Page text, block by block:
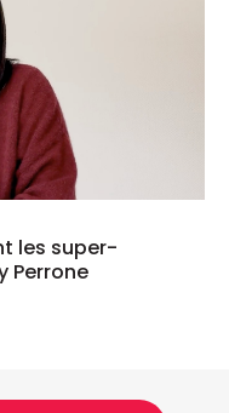
les super-
Perrone